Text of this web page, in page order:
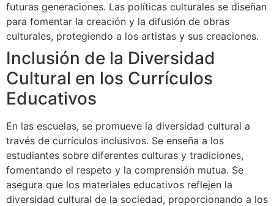
futuras generaciones. Las políticas culturales se diseñan
para fomentar la creación y la difusión de obras
culturales, protegiendo a los artistas y sus creaciones.
Inclusión de la Diversidad
Cultural en los Currículos
Educativos
En las escuelas, se promueve la diversidad cultural a
través de currículos inclusivos. Se enseña a los
estudiantes sobre diferentes culturas y tradiciones,
fomentando el respeto y la comprensión mutua. Se
asegura que los materiales educativos reflejen la
diversidad cultural de la sociedad, proporcionando a los